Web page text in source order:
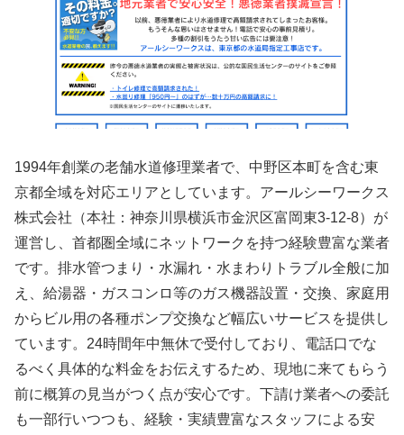
1994年創業の老舗水道修理業者で、中野区本町を含む東
京都全域を対応エリアとしています。アールシーワークス
株式会社（本社：神奈川県横浜市金沢区富岡東3-12-8）が
運営し、首都圏全域にネットワークを持つ経験豊富な業者
です。排水管つまり・水漏れ・水まわりトラブル全般に加
え、給湯器・ガスコンロ等のガス機器設置・交換、家庭用
からビル用の各種ポンプ交換など幅広いサービスを提供し
ています。24時間年中無休で受付しており、電話口でな
るべく具体的な料金をお伝えするため、現地に来てもらう
前に概算の見当がつく点が安心です。下請け業者への委託
も一部行いつつも、経験・実績豊富なスタッフによる安